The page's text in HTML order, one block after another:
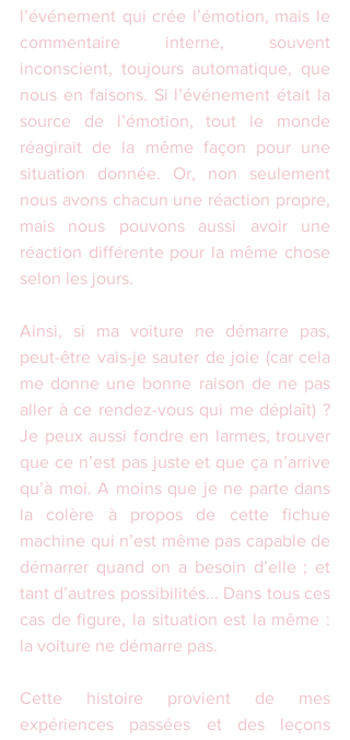
l’événement qui crée l’émotion, mais le
commentaire interne, souvent
inconscient, toujours automatique, que
nous en faisons. Si l’événement était la
source de l’émotion, tout le monde
réagirait de la même façon pour une
situation donnée. Or, non seulement
nous avons chacun une réaction propre,
mais nous pouvons aussi avoir une
réaction différente pour la même chose
selon les jours.
Ainsi, si ma voiture ne démarre pas,
peut-être vais-je sauter de joie (car cela
me donne une bonne raison de ne pas
aller à ce rendez-vous qui me déplaît) ?
Je peux aussi fondre en larmes, trouver
que ce n’est pas juste et que ça n’arrive
qu’à moi. A moins que je ne parte dans
la colère à propos de cette fichue
machine qui n’est même pas capable de
démarrer quand on a besoin d’elle ; et
tant d’autres possibilités... Dans tous ces
cas de figure, la situation est la même :
la voiture ne démarre pas.
Cette histoire provient de mes
expériences passées et des leçons